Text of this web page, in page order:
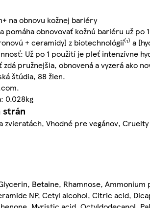
na obnovu kožnej bariéry
pomáha obnovovať kožnú bariéru už
+ ceramidy] z biotechnológií⁽¹⁾ a
Už po 1 použití je pleť intenzívne
pružnejšia, obnovená a vyzerá ako
štúdia, 88 žien.
0.028kg
strán
zvieratách, Vhodné pre vegánov,
Betaine, Rhamnose,
NP, Cetyl alcohol, Citric acid,